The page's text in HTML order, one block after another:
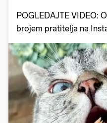
POGLEDAJTE VIDEO:
brojem pratitelja na